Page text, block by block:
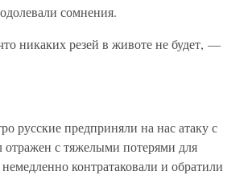
сомнения.
никаких резей в животе не будет, —
русские предприняли на нас атаку с
отражен с тяжелыми потерями для
контратаковали и обратили